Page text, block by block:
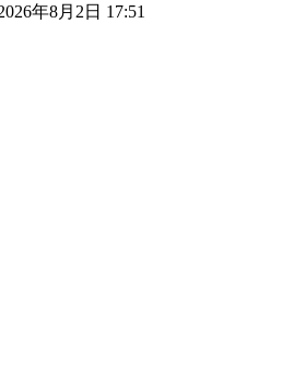
年8月2日 17:51